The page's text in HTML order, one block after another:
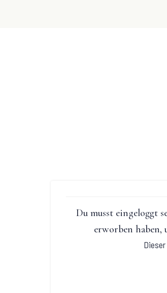
Du musst eingeloggt
erworben haben,